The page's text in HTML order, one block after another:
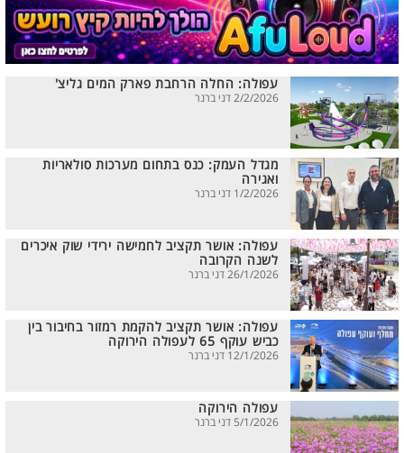
עפולה: החלה הרחבת פארק המים גליצ'
2/2/2026 דני ברנר
מגדל העמק: כנס בתחום מערכות סולאריות
ואגירה
1/2/2026 דני ברנר
עפולה: אושר תקציב לחמישה ירידי שוק איכרים
לשנה הקרובה
26/1/2026 דני ברנר
עפולה: אושר תקציב להקמת רמזור בחיבור בין
כביש עוקף 65 לעפולה הירוקה
12/1/2026 דני ברנר
עפולה הירוקה
5/1/2026 דני ברנר